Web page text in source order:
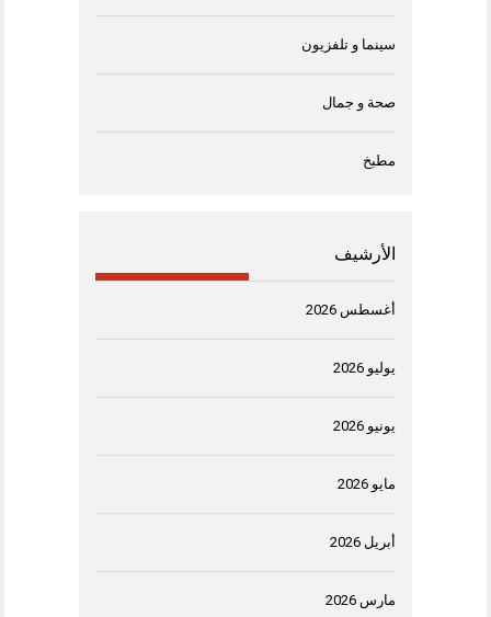
سينما و تلفزيون
صحة و جمال
مطبخ
الأرشيف
أغسطس 2026
يوليو 2026
يونيو 2026
مايو 2026
أبريل 2026
مارس 2026